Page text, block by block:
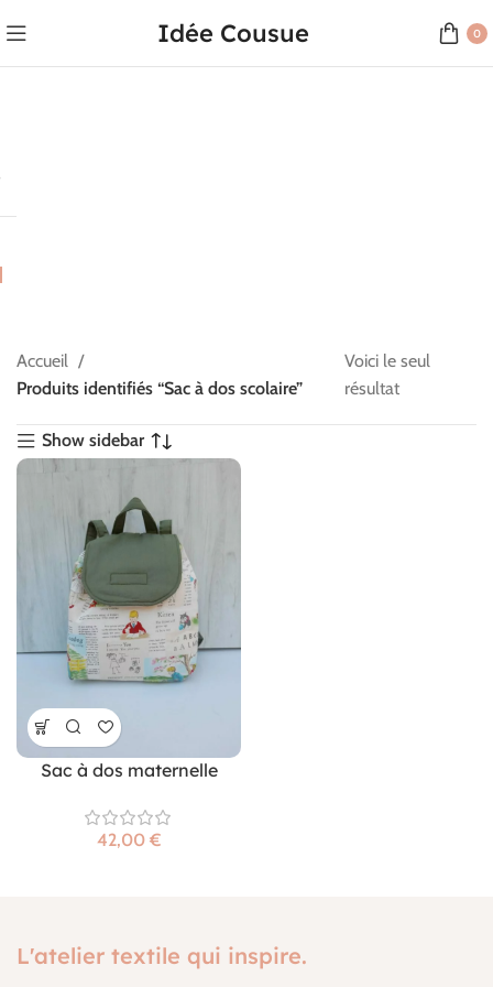
Idée Cousue 0
Accueil
Produits identifiés “Sac à dos scolaire”
Voici le seul
résultat
Show sidebar
Sac à dos maternelle
€
L'atelier textile qui inspire.